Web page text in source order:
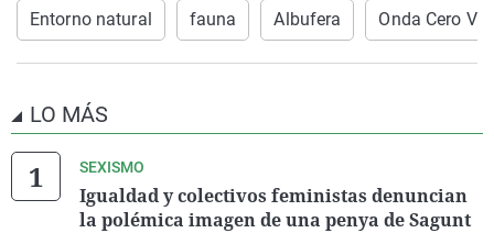
Entorno natural fauna Albufera Onda Cero
LO MÁS
SEXISMO
Igualdad y colectivos feministas denuncian
la polémica imagen de una penya de Sagunt